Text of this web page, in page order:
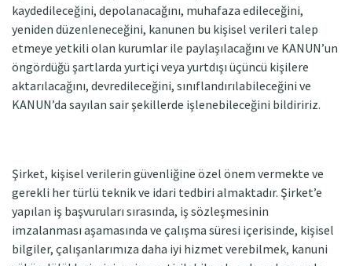
kaydedileceğini, depolanacağını, muhafaza edileceğini,
yeniden düzenleneceğini, kanunen bu kişisel verileri talep
etmeye yetkili olan kurumlar ile paylaşılacağını ve KANUN’un
öngördüğü şartlarda yurtiçi veya yurtdışı üçüncü kişilere
aktarılacağını, devredileceğini, sınıflandırılabileceğini ve
KANUN’da sayılan sair şekillerde işlenebileceğini bildiririz.
Şirket, kişisel verilerin güvenliğine özel önem vermekte ve
gerekli her türlü teknik ve idari tedbiri almaktadır. Şirket’e
yapılan iş başvuruları sırasında, iş sözleşmesinin
imzalanması aşamasında ve çalışma süresi içerisinde, kişisel
bilgiler, çalışanlarımıza daha iyi hizmet verebilmek, kanuni